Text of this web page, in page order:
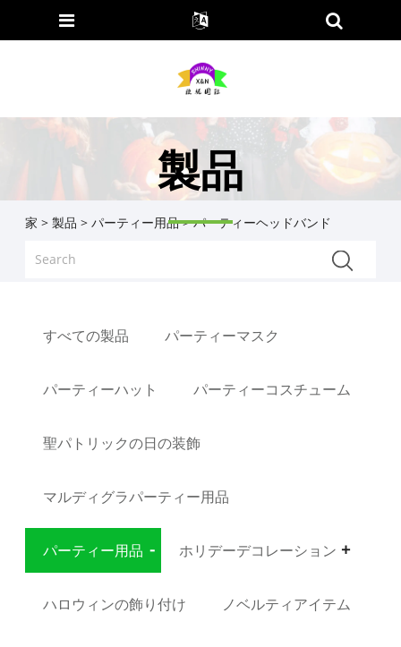
製品
家 > 製品 > パーティー用品> パーティーヘッドバンド
すべての製品 パーティーマスク
パーティーハット パーティーコスチューム
聖パトリックの日の装飾
マルディグラパーティー用品
パーティー用品 ホリデーデコレーション
ハロウィンの飾り付け ノベルティアイテム